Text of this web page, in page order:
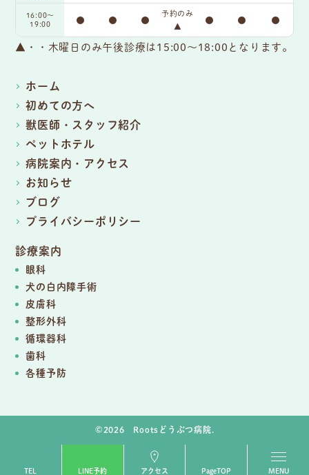
TEL LINE予約 アクセス PageTOP MENU
16:00〜
19:00
● ● ●
予約のみ
▲
● ● ●
▲・・木曜日のみ午後診療は15:00～18:00となります。
ホーム
初めての方へ
獣医師・スタッフ紹介
ペットホテル
病院案内・アクセス
お知らせ
ブログ
プライバシーポリシー
診療案内
眼科
犬の白内障手術
皮膚科
整形外科
循環器科
歯科
各種予防
©2026 Rootsどうぶつ病院.